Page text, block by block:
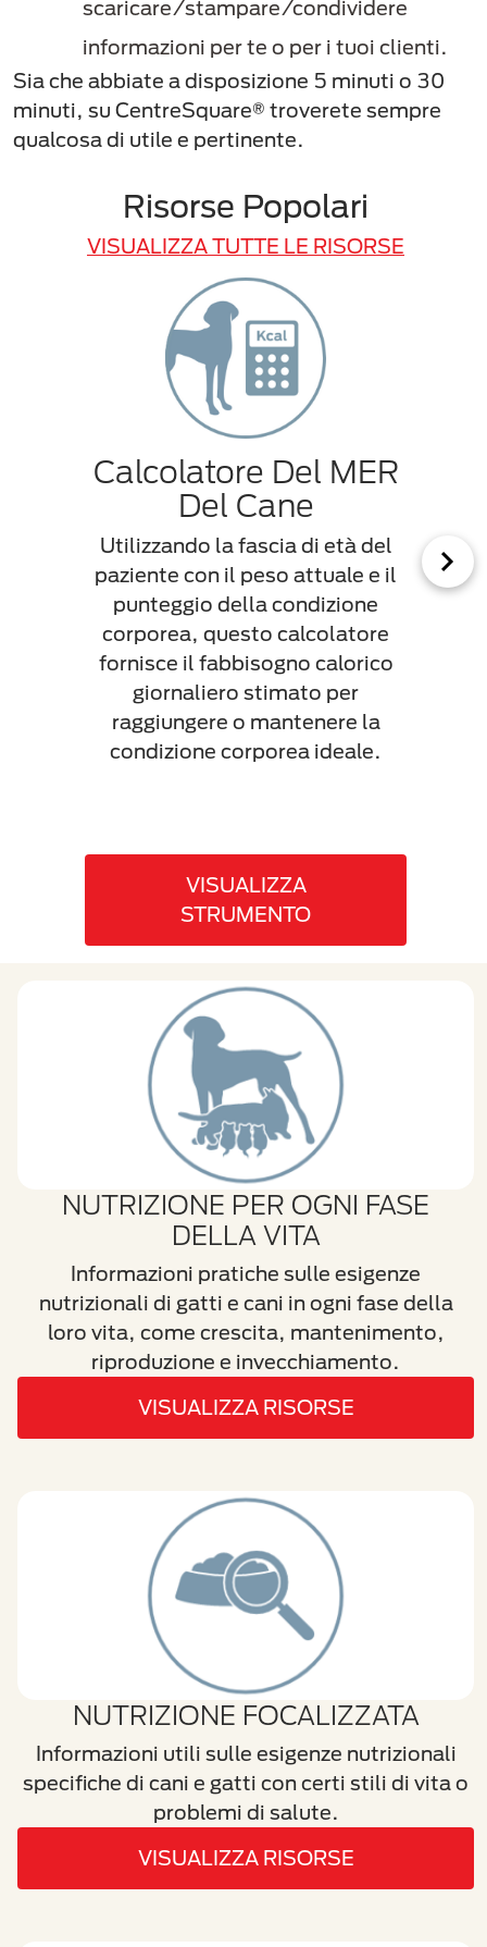
scaricare/stampare/condividere
informazioni per te o per i tuoi clienti.
Sia che abbiate a disposizione 5 minuti o 30
minuti, su CentreSquare® troverete sempre
qualcosa di utile e pertinente.
Risorse Popolari
VISUALIZZA TUTTE LE RISORSE
Calcolatore Del MER
Del Cane
Utilizzando la fascia di età del
paziente con il peso attuale e il
punteggio della condizione
corporea, questo calcolatore
fornisce il fabbisogno calorico
giornaliero stimato per
raggiungere o mantenere la
condizione corporea ideale.
VISUALIZZA
STRUMENTO
NUTRIZIONE PER OGNI FASE
DELLA VITA
Informazioni pratiche sulle esigenze
nutrizionali di gatti e cani in ogni fase della
loro vita, come crescita, mantenimento,
riproduzione e invecchiamento.
VISUALIZZA RISORSE
NUTRIZIONE FOCALIZZATA
Informazioni utili sulle esigenze nutrizionali
specifiche di cani e gatti con certi stili di vita o
problemi di salute.
VISUALIZZA RISORSE